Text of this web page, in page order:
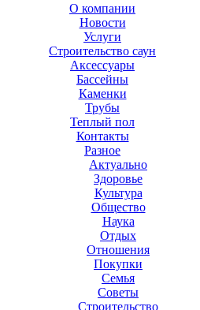
О компании
Новости
Услуги
Строительство саун
Аксесcуары
Бассейны
Каменки
Трубы
Теплый пол
Контакты
Разное
Актуально
Здоровье
Культура
Общество
Наука
Отдых
Отношения
Покупки
Семья
Советы
Строительство